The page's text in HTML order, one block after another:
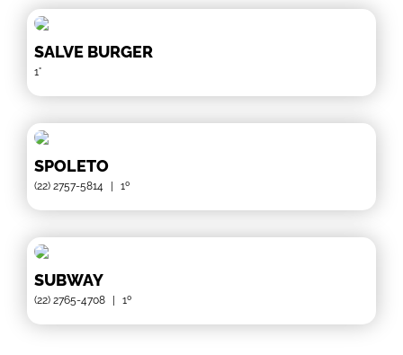
SALVE BURGER
1°
SPOLETO
(22) 2757-5814 | 1º
SUBWAY
(22) 2765-4708 | 1º